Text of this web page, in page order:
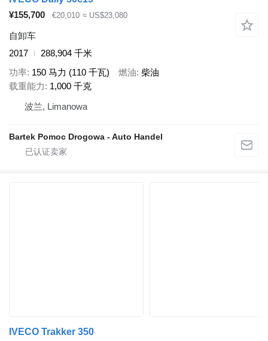
¥155,700
€20,010 ≈ US$23,080
自卸车
2017
288,904 千米
功率 150 马力 (110 千瓦) 燃油 柴油
载重能力
1,000 千克
波兰, Limanowa
Bartek Pomoc Drogowa - Auto Handel
IVECO Trakker 350